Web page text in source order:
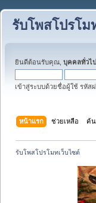
รับโพสโปรโม
ยินดีต้อนรับคุณ, บุคคลทั่วไป
เข้าสู่ระบบด้วยชื่อผู้ใช้ รหัส
หน้าแรก ช่วยเหลือ ค้
รับโพสโปรโมทเว็บไซต์